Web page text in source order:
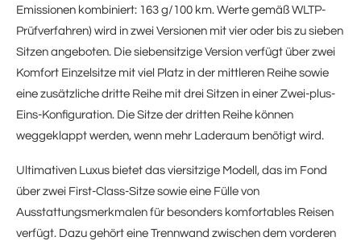
Emissionen kombiniert: 163 g/100 km. Werte gemäß WLTP-
Prüfverfahren) wird in zwei Versionen mit vier oder bis zu sieben
Sitzen angeboten. Die siebensitzige Version verfügt über zwei
Komfort Einzelsitze mit viel Platz in der mittleren Reihe sowie
eine zusätzliche dritte Reihe mit drei Sitzen in einer Zwei-plus-
Eins-Konfiguration. Die Sitze der dritten Reihe können
weggeklappt werden, wenn mehr Laderaum benötigt wird.
Ultimativen Luxus bietet das viersitzige Modell, das im Fond
über zwei First-Class-Sitze sowie eine Fülle von
Ausstattungsmerkmalen für besonders komfortables Reisen
verfügt. Dazu gehört eine Trennwand zwischen dem vorderen